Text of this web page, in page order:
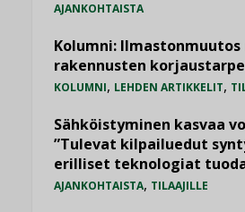
AJANKOHTAISTA
Kolumni:
rakennusten
KOLUMNI, LEHDEN ARTIKKELIT,
Sähköistyminen kasvaa
”Tulevat kilpailuedut
erilliset teknologiat
AJANKOHTAISTA, TILAAJILLE